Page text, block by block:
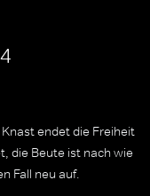
endet die Freiheit
die Beute ist nach wie
Fall neu auf.